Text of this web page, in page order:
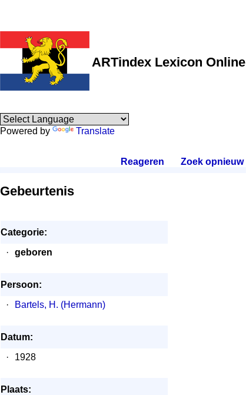
ARTindex Lexicon Online
Powered by Translate
Reageren Zoek opnieuw.
Gebeurtenis
Categorie:
·
geboren
Persoon:
·
Bartels, H. (Hermann)
Datum:
·
1928
Plaats: